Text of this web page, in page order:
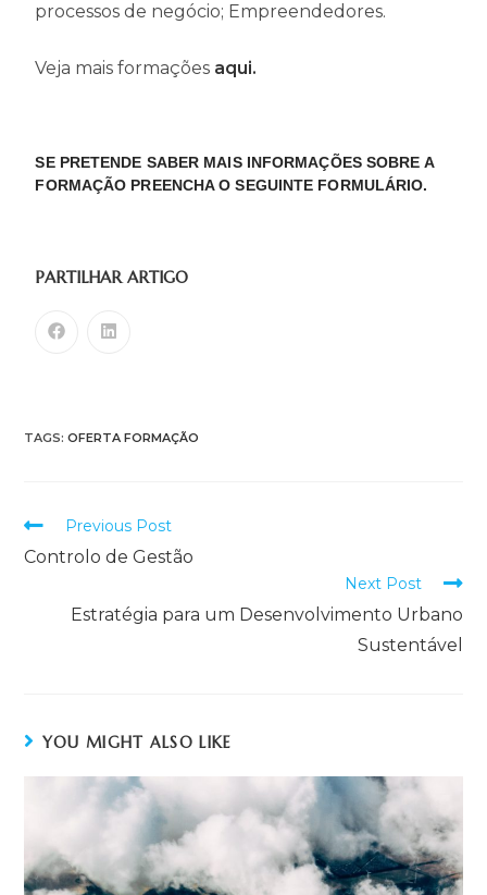
processos de negócio; Empreendedores.
Veja mais formações aqui.
SE PRETENDE SABER MAIS INFORMAÇÕES SOBRE A
FORMAÇÃO PREENCHA O SEGUINTE FORMULÁRIO.
PARTILHAR ARTIGO
TAGS:OFERTA FORMAÇÃO
Previous Post
Controlo de Gestão
Next Post
Estratégia para um Desenvolvimento Urbano
Sustentável
YOU MIGHT ALSO LIKE